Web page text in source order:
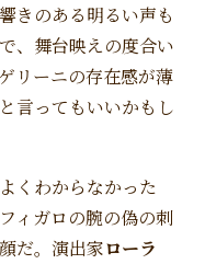
きのある明るい声も
、舞台映えの度合い
リーニの存在感が薄
言ってもいいかもし
くわからなかった
ィガロの腕の偽の刺
だ。演出家ローラ